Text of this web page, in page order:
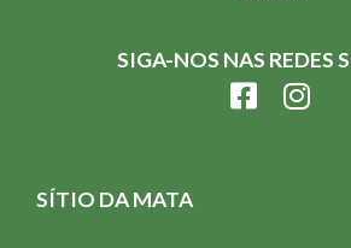
SIGA-NOS NAS REDES
SÍTIO DA MATA